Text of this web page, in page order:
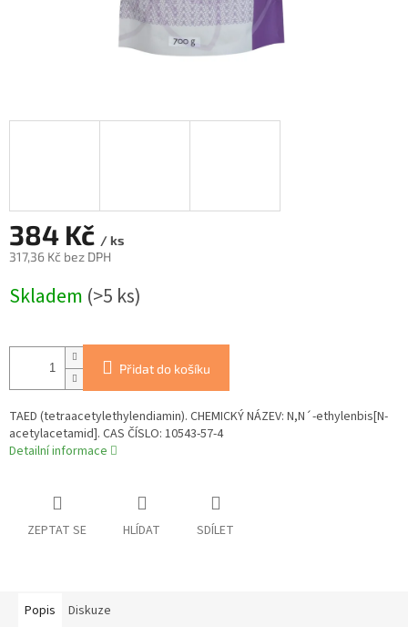
384 Kč / ks
317,36 Kč bez DPH
cena:
Skladem (>5 ks)
Přidat do košíku
TAED (tetraacetylethylendiamin). CHEMICKÝ NÁZEV: N,N´-ethylenbis[N-
acetylacetamid]. CAS ČÍSLO: 10543-57-4
Detailní informace
ZEPTAT SE HLÍDAT SDÍLET
Popis Diskuze